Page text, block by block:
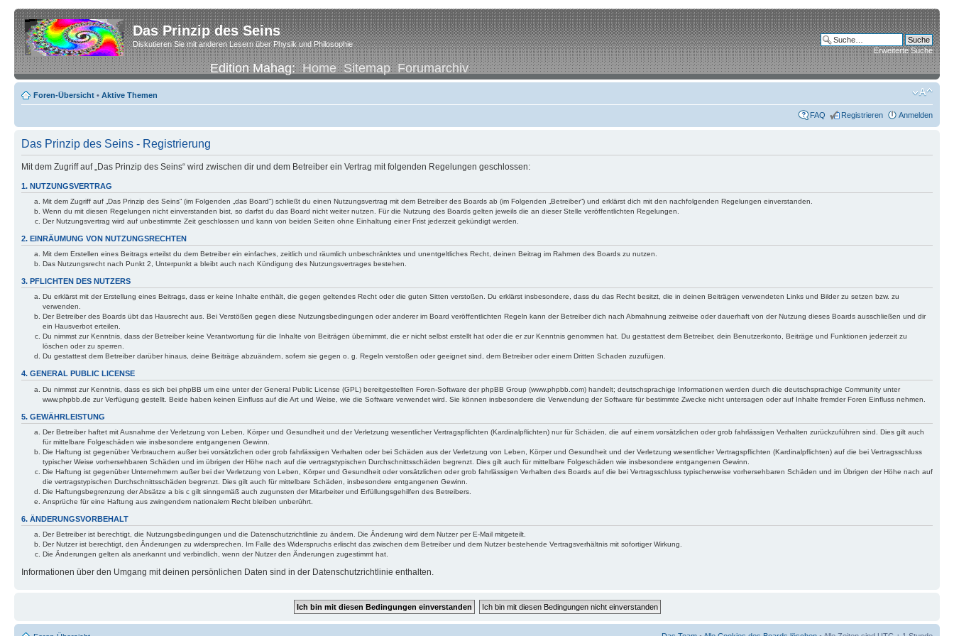
Das Prinzip des Seins
Diskutieren Sie mit anderen Lesern über Physik und Philosophie
Edition Mahag:Home Sitemap Forumarchiv
Erweiterte Suche
Foren-Übersicht • Aktive Themen
FAQ Registrieren Anmelden
Das Prinzip des Seins - Registrierung
Mit dem Zugriff auf „Das Prinzip des Seins“ wird zwischen dir und dem Betreiber ein Vertrag mit folgenden Regelungen geschlossen:
1. NUTZUNGSVERTRAG
Mit dem Zugriff auf „Das Prinzip des Seins“ (im Folgenden „das Board“) schließt du einen Nutzungsvertrag mit dem Betreiber des Boards ab (im Folgenden „Betreiber“) und erklärst dich mit den nachfolgenden Regelungen einverstanden.
Wenn du mit diesen Regelungen nicht einverstanden bist, so darfst du das Board nicht weiter nutzen. Für die Nutzung des Boards gelten jeweils die an dieser Stelle veröffentlichten Regelungen.
Der Nutzungsvertrag wird auf unbestimmte Zeit geschlossen und kann von beiden Seiten ohne Einhaltung einer Frist jederzeit gekündigt werden.
2. EINRÄUMUNG VON NUTZUNGSRECHTEN
Mit dem Erstellen eines Beitrags erteilst du dem Betreiber ein einfaches, zeitlich und räumlich unbeschränktes und unentgeltliches Recht, deinen Beitrag im Rahmen des Boards zu nutzen.
Das Nutzungsrecht nach Punkt 2, Unterpunkt a bleibt auch nach Kündigung des Nutzungsvertrages bestehen.
3. PFLICHTEN DES NUTZERS
Du erklärst mit der Erstellung eines Beitrags, dass er keine Inhalte enthält, die gegen geltendes Recht oder die guten Sitten verstoßen. Du erklärst insbesondere, dass du das Recht besitzt, die in deinen Beiträgen verwendeten Links und Bilder zu setzen bzw. zu
verwenden.
Der Betreiber des Boards übt das Hausrecht aus. Bei Verstößen gegen diese Nutzungsbedingungen oder anderer im Board veröffentlichten Regeln kann der Betreiber dich nach Abmahnung zeitweise oder dauerhaft von der Nutzung dieses Boards ausschließen und dir
ein Hausverbot erteilen.
Du nimmst zur Kenntnis, dass der Betreiber keine Verantwortung für die Inhalte von Beiträgen übernimmt, die er nicht selbst erstellt hat oder die er zur Kenntnis genommen hat. Du gestattest dem Betreiber, dein Benutzerkonto, Beiträge und Funktionen jederzeit zu
löschen oder zu sperren.
Du gestattest dem Betreiber darüber hinaus, deine Beiträge abzuändern, sofern sie gegen o. g. Regeln verstoßen oder geeignet sind, dem Betreiber oder einem Dritten Schaden zuzufügen.
4. GENERAL PUBLIC LICENSE
Du nimmst zur Kenntnis, dass es sich bei phpBB um eine unter der General Public License (GPL) bereitgestellten Foren-Software der phpBB Group (www.phpbb.com) handelt; deutschsprachige Informationen werden durch die deutschsprachige Community unter
www.phpbb.de zur Verfügung gestellt. Beide haben keinen Einfluss auf die Art und Weise, wie die Software verwendet wird. Sie können insbesondere die Verwendung der Software für bestimmte Zwecke nicht untersagen oder auf Inhalte fremder Foren Einfluss nehmen.
5. GEWÄHRLEISTUNG
Der Betreiber haftet mit Ausnahme der Verletzung von Leben, Körper und Gesundheit und der Verletzung wesentlicher Vertragspflichten (Kardinalpflichten) nur für Schäden, die auf einem vorsätzlichen oder grob fahrlässigen Verhalten zurückzuführen sind. Dies gilt auch
für mittelbare Folgeschäden wie insbesondere entgangenen Gewinn.
Die Haftung ist gegenüber Verbrauchern außer bei vorsätzlichen oder grob fahrlässigen Verhalten oder bei Schäden aus der Verletzung von Leben, Körper und Gesundheit und der Verletzung wesentlicher Vertragspflichten (Kardinalpflichten) auf die bei Vertragsschluss
typischer Weise vorhersehbaren Schäden und im übrigen der Höhe nach auf die vertragstypischen Durchschnittsschäden begrenzt. Dies gilt auch für mittelbare Folgeschäden wie insbesondere entgangenen Gewinn.
Die Haftung ist gegenüber Unternehmern außer bei der Verletzung von Leben, Körper und Gesundheit oder vorsätzlichen oder grob fahrlässigen Verhalten des Boards auf die bei Vertragsschluss typischerweise vorhersehbaren Schäden und im Übrigen der Höhe nach auf
die vertragstypischen Durchschnittsschäden begrenzt. Dies gilt auch für mittelbare Schäden, insbesondere entgangenen Gewinn.
Die Haftungsbegrenzung der Absätze a bis c gilt sinngemäß auch zugunsten der Mitarbeiter und Erfüllungsgehilfen des Betreibers.
Ansprüche für eine Haftung aus zwingendem nationalem Recht bleiben unberührt.
6. ÄNDERUNGSVORBEHALT
Der Betreiber ist berechtigt, die Nutzungsbedingungen und die Datenschutzrichtlinie zu ändern. Die Änderung wird dem Nutzer per E-Mail mitgeteilt.
Der Nutzer ist berechtigt, den Änderungen zu widersprechen. Im Falle des Widerspruchs erlischt das zwischen dem Betreiber und dem Nutzer bestehende Vertragsverhältnis mit sofortiger Wirkung.
Die Änderungen gelten als anerkannt und verbindlich, wenn der Nutzer den Änderungen zugestimmt hat.
Informationen über den Umgang mit deinen persönlichen Daten sind in der Datenschutzrichtlinie enthalten.